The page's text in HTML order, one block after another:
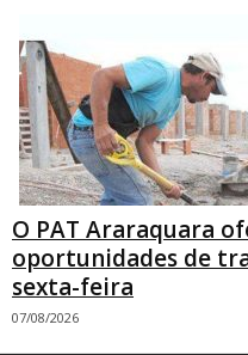
O PAT Araraquara
oportunidades de
sexta-feira
07/08/2026